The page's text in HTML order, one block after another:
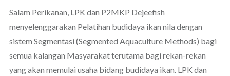
Salam Perikanan, LPK dan P2MKP Dejeefish
menyelenggarakan Pelatihan budidaya ikan nila dengan
sistem Segmentasi (Segmented Aquaculture Methods) bagi
semua kalangan Masyarakat terutama bagi rekan-rekan
yang akan memulai usaha bidang budidaya ikan. LPK dan